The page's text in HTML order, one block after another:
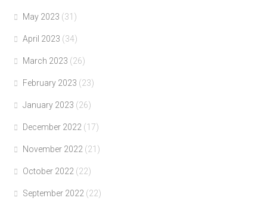
May 2023 (31)
April 2023 (34)
March 2023 (26)
February 2023 (23)
January 2023 (26)
December 2022 (17)
November 2022 (21)
October 2022 (22)
September 2022 (22)